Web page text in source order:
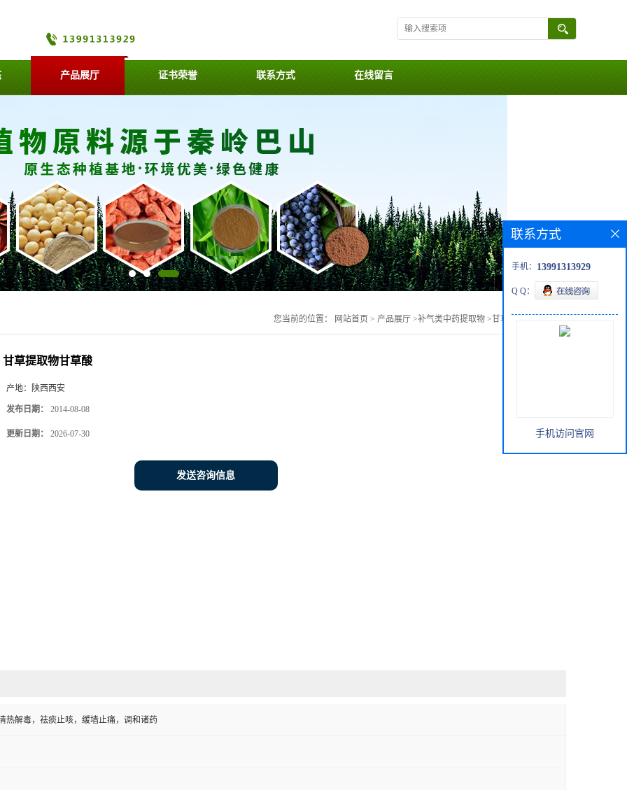
产品展厅 证书荣誉 联系方式 在线留言
您当前的位置： 网站首页 > 产品展厅 >补气类中药提取物 >甘草提取物甘草酸
甘草提取物甘草酸
产地： 陕西西安
发布日期： 2014-08-08
更新日期： 2026-07-30
发送咨询信息
热解毒，祛痰止咳，缓墙止痛，调和诸药
联系方式
手机： 13991313929
Q Q：
手机访问官网